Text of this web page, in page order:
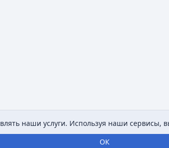
наши услуги. Используя наши сервисы,
ОК